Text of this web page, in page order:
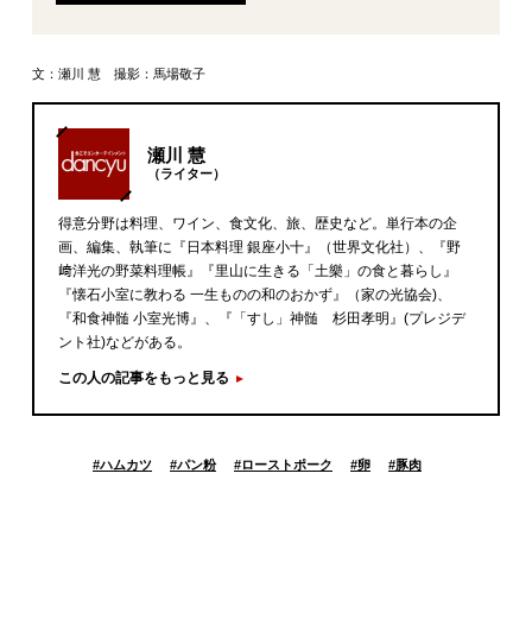
文：瀬川 慧 撮影：馬場敬子
瀬川 慧
（ライター）
得意分野は料理、ワイン、食文化、旅、歴史など。単行本の企
画、編集、執筆に『日本料理 銀座小十』（世界文化社）、『野
﨑洋光の野菜料理帳』『里山に生きる「土樂」の食と暮らし』
『懐石小室に教わる 一生ものの和のおかず』（家の光協会)、
『和食神髄 小室光博』、『「すし」神髄 杉田孝明』(プレジデ
ント社)などがある。
この人の記事をもっと見る
#ハムカツ #パン粉 #ローストポーク #卵 #豚肉